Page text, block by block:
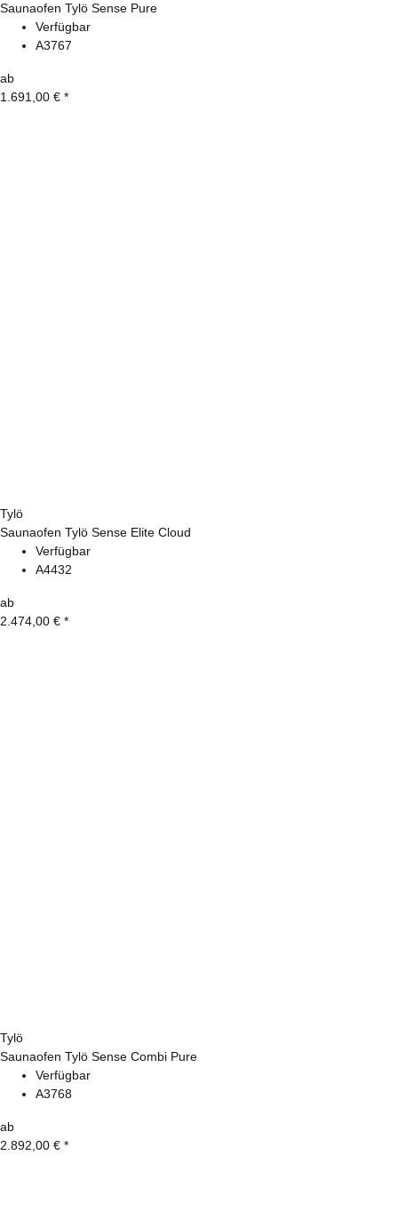
Saunaofen Tylö Sense Pure
Verfügbar
A3767
ab
1.691,00 € *
Tylö
Saunaofen Tylö Sense Elite Cloud
Verfügbar
A4432
ab
2.474,00 € *
Tylö
Saunaofen Tylö Sense Combi Pure
Verfügbar
A3768
ab
2.892,00 € *